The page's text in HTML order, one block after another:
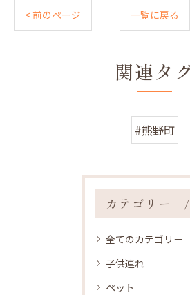
< 前のページ 一覧に戻る
関連タ
#熊野町
カテゴリー
全てのカテゴリー
子供連れ
ペット